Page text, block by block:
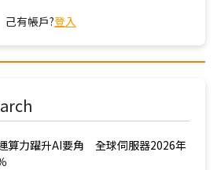
己有帳戶?登入
算力躍升AI要角 全球伺服器2026年